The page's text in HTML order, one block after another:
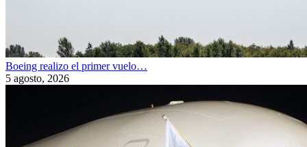
Boeing realizo el primer vuelo…
5 agosto, 2026